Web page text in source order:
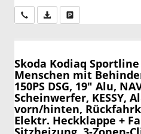
Wir rufen Sie an
PDF-Datei,
Skoda Kodiaq
Menschen mit
150PS DSG, 19" Alu,
Scheinwerfer, KESSY,
vorn/hinten,
Elektr. Heckklappe +